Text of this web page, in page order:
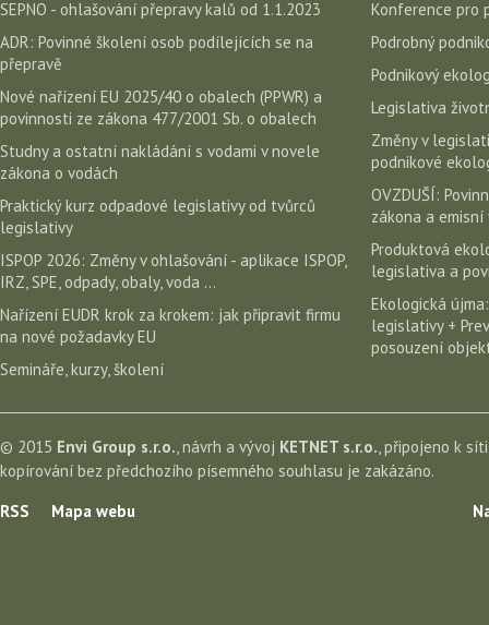
SEPNO - ohlašování přepravy kalů od 1.1.2023
ADR: Povinné školení osob podílejících se na
přepravě
Nové nařízení EU 2025/40 o obalech (PPWR) a
povinnosti ze zákona 477/2001 Sb. o obalech
Studny a ostatní nakládání s vodami v novele
zákona o vodách
Praktický kurz odpadové legislativy od tvůrců
legislativy
ISPOP 2026: Změny v ohlašování - aplikace ISPOP,
IRZ, SPE, odpady, obaly, voda ...
Nařízení EUDR krok za krokem: jak připravit firmu
na nové požadavky EU
Semináře, kurzy, školení
Konference pro
Podrobný
Podnikový
Legislativa
Změny v
podnikové
OVZDUŠÍ:
zákona a emisní
Produktová
legislativa a
Ekologická
legislativy +
posouzení
© 2015 Envi Group s.r.o. , návrh a vývoj KETNET s.r.o. , připojeno k
kopírování bez předchozího písemného souhlasu je zakázáno.
RSS
Mapa webu